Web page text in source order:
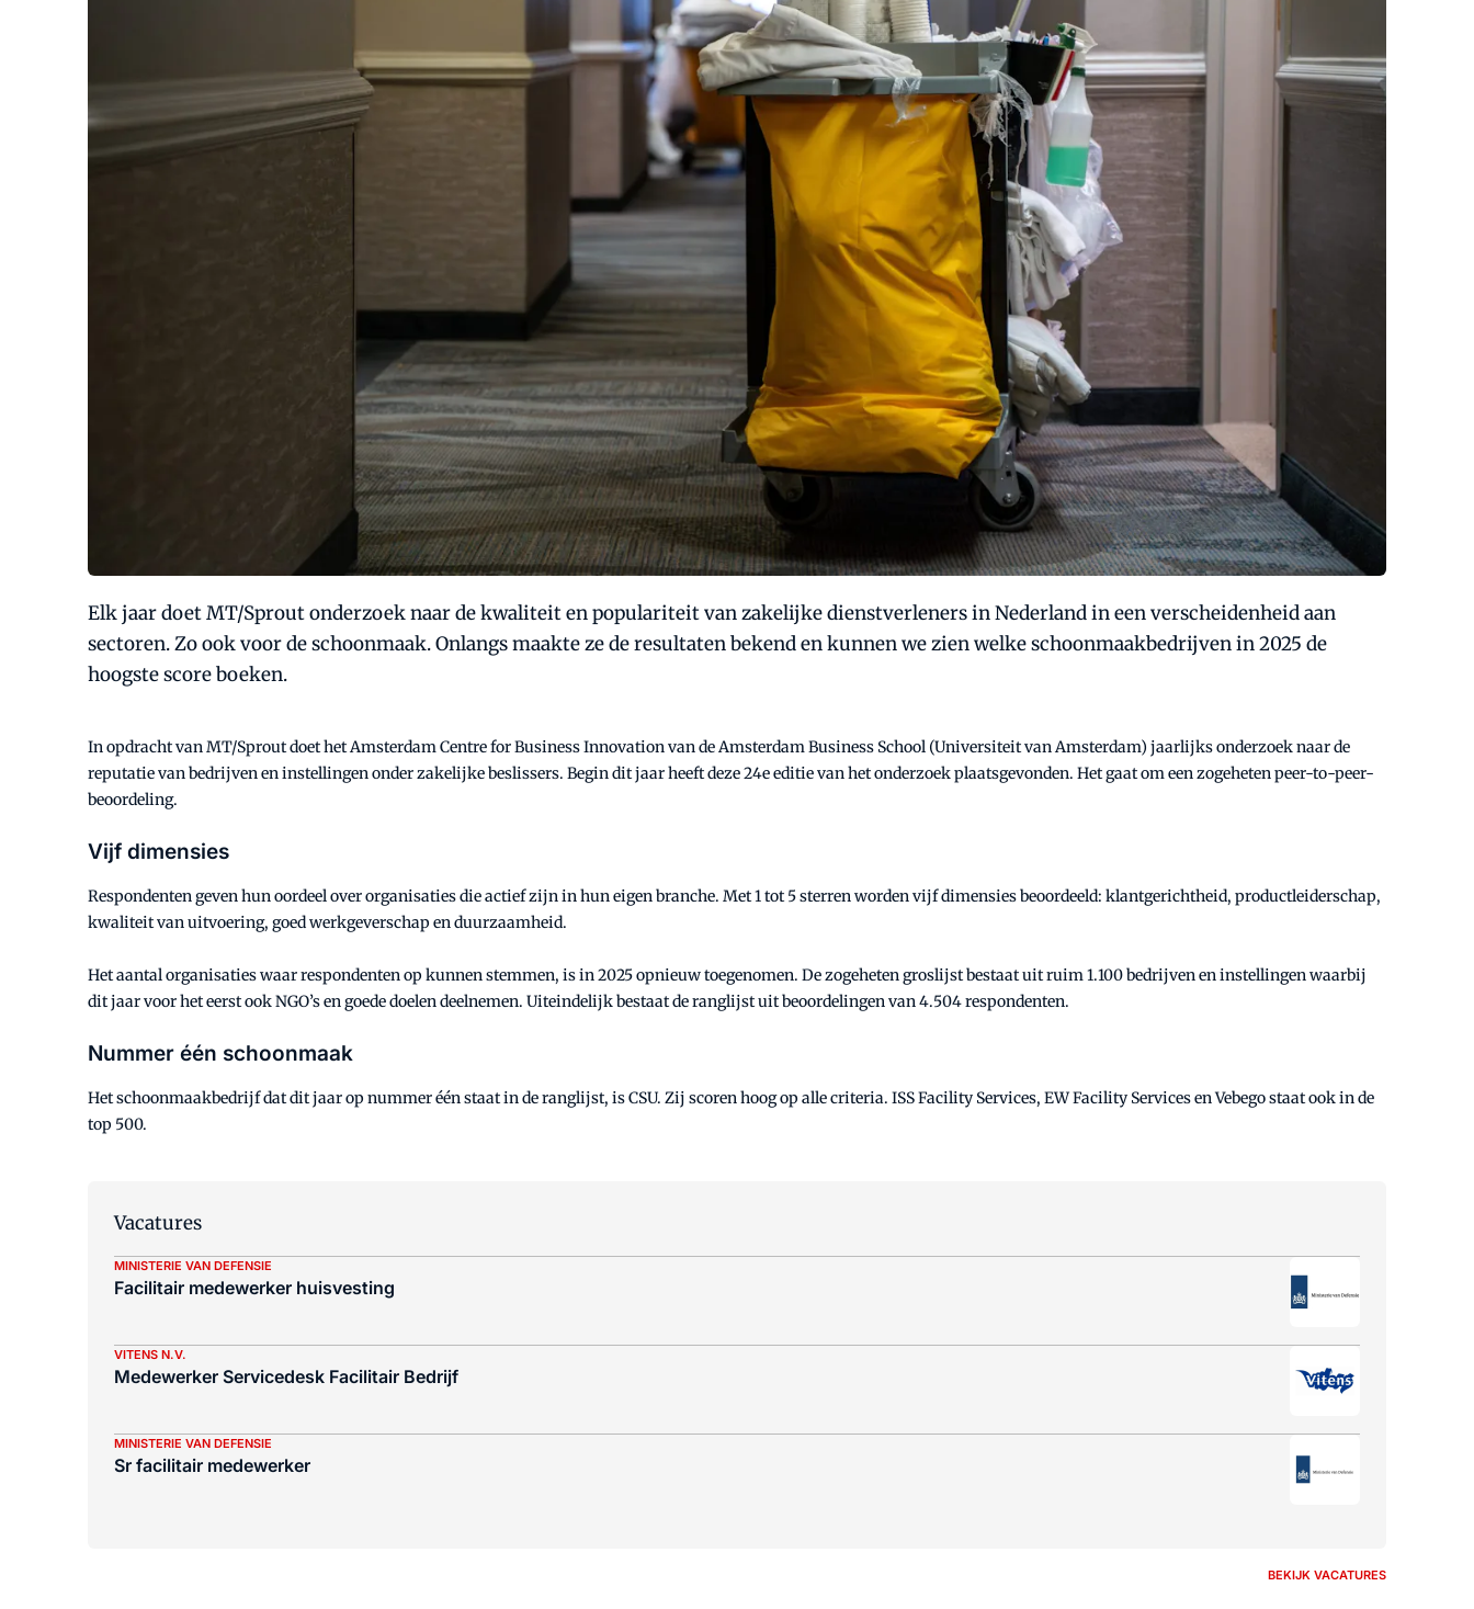
Elk jaar doet MT/Sprout onderzoek naar de kwaliteit en populariteit van zakelijke dienstverleners in Nederland in een verscheidenheid aan
sectoren. Zo ook voor de schoonmaak. Onlangs maakte ze de resultaten bekend en kunnen we zien welke schoonmaakbedrijven in 2025 de
hoogste score boeken.
In opdracht van MT/Sprout doet het Amsterdam Centre for Business Innovation van de Amsterdam Business School (Universiteit van Amsterdam) jaarlijks onderzoek naar de
reputatie van bedrijven en instellingen onder zakelijke beslissers. Begin dit jaar heeft deze 24e editie van het onderzoek plaats­gevonden. Het gaat om een zogeheten peer-to-peer-
beoordeling.
Vijf dimensies
Respondenten geven hun oordeel over organisaties die actief zijn in hun eigen branche. Met 1 tot 5 sterren worden vijf dimensies beoordeeld: klantgerichtheid, productleiderschap,
kwaliteit van uitvoering, goed werkgeverschap en duurzaamheid.
Het aantal organisaties waar respondenten op kunnen stemmen, is in 2025 opnieuw toegenomen. De zogeheten groslijst bestaat uit ruim 1.100 bedrijven en instellingen waarbij
dit jaar voor het eerst ook NGO’s en goede doelen deelnemen. Uiteindelijk bestaat de ranglijst uit beoordelingen van 4.504 respondenten.
Nummer één schoonmaak
Het schoonmaakbedrijf dat dit jaar op nummer één staat in de ranglijst, is CSU. Zij scoren hoog op alle criteria. ISS Facility Services, EW Facility Services en Vebego staat ook in de
top 500.
Vacatures
MINISTERIE VAN DEFENSIE
Facilitair medewerker huisvesting
VITENS N.V.
Medewerker Servicedesk Facilitair Bedrijf
MINISTERIE VAN DEFENSIE
Sr facilitair medewerker
BEKIJK VACATURES